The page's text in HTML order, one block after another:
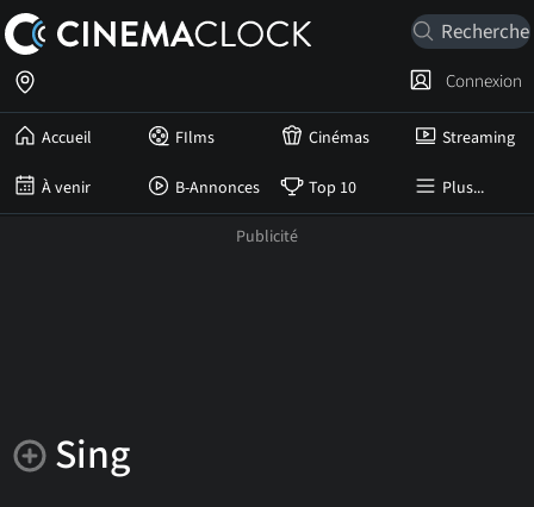
Accueil FIlms Cinémas Streaming
À venir B-Annonces Top 10 Plus...
Connexion
Sing